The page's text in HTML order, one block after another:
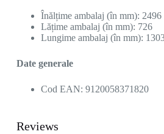
Înălțime ambalaj (în mm): 2496
Lățime ambalaj (în mm): 726
Lungime ambalaj (în mm):
Date generale
Cod EAN: 9120058371820
Reviews